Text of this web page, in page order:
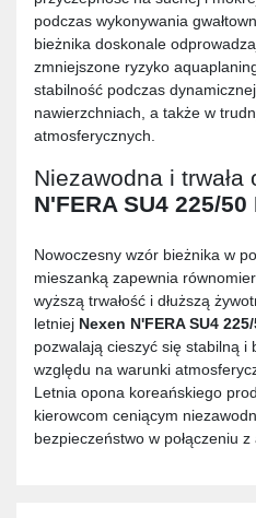
podczas wykonywania
bieżnika doskonale
zmniejszone ryzyko
stabilność podczas
nawierzchniach, a także w
atmosferycznych.
Niezawodna i trwała
N'FERA SU4 225/
Nowoczesny wzór bieżnika w
mieszanką zapewnia
wyższą trwałość i dłuższą
letniej Nexen N'FERA SU4
pozwalają cieszyć się stabilną i
względu na warunki
Letnia opona koreańskiego
kierowcom ceniącym
bezpieczeństwo w połączeniu z